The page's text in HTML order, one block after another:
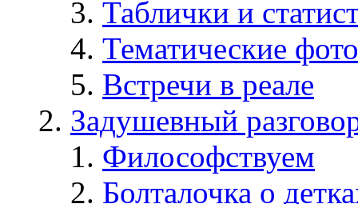
Таблички и
Тематические фото
Встречи в реале
Задушевный
Философствуем
Болталочка о